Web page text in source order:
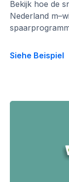
Bekijk hoe de
Nederland
Siehe Beispiel